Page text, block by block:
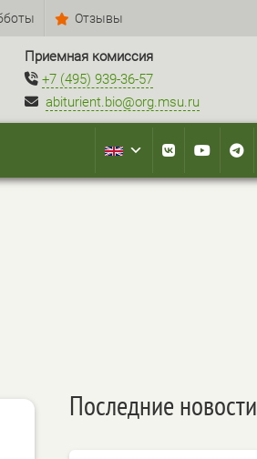
Отзывы
Приемная комиссия
+7 (495) 939-36-57
abiturient.bio@org.msu.ru
Последние новости